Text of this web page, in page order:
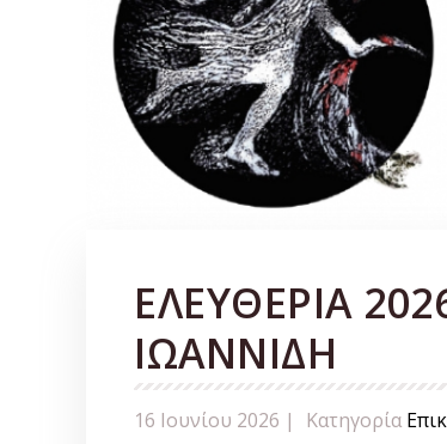
ΕΛΕΥΘΕΡΙΑ
ΙΩΑΝΝΙΔΗ
16 Ιουνίου 2026 | Κατηγορία